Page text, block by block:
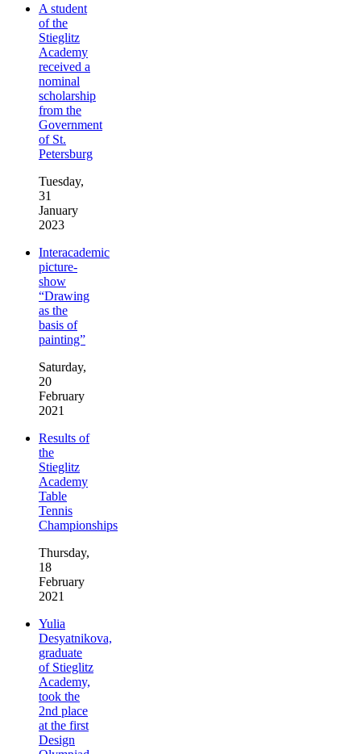
A student
of the
Stieglitz
Academy
received a
nominal
scholarship
from the
Government
of St.
Petersburg
Tuesday,
31
January
2023
Interacademic
picture-
show
“Drawing
as the
basis of
painting”
Saturday,
20
February
2021
Results of
the
Stieglitz
Academy
Table
Tennis
Championships
Thursday,
18
February
2021
Yulia
Desyatnikova,
graduate
of Stieglitz
Academy,
took the
2nd place
at the first
Design